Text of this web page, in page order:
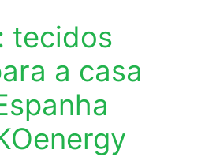
tecidos
a casa